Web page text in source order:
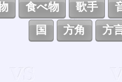
食べ物 歌手
国
方角 方